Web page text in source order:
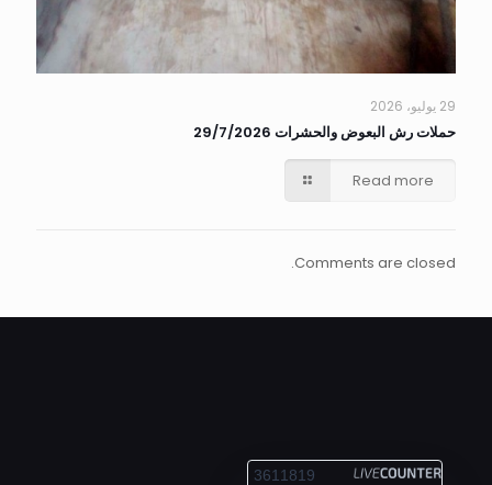
29 يوليو، 2026
حملات رش البعوض والحشرات 29/7/2026
Read more
Comments are closed.
3611819